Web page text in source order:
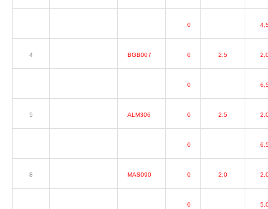
0
4 BGB007 0 2,5
0
5 ALM306 0 2,5
0
8 MAS090 0 2,0
0